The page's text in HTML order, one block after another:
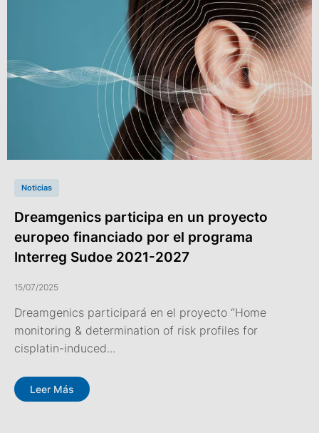
Noticias
Dreamgenics participa en un proyecto
europeo financiado por el programa
Interreg Sudoe 2021-2027
15/07/2025
Dreamgenics participará en el proyecto “Home
monitoring & determination of risk profiles for
cisplatin-induced...
Leer Más